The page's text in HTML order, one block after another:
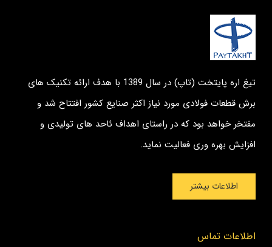
تیغ اره پایتخت (تاپ) در سال 1389 با هدف ارائه تکنیک های
برش قطعات فولادی مورد نیاز اکثر صنایع کشور افتتاح شد و
مفتخر خواهد بود که در راستای اهداف ئاحد های تولیدی و
افزایش بهره وری فعالیت نماید.
اطلاعات بیشتر
اطلاعات تماس